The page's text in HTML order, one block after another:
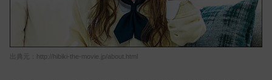
出典元：http://hibiki-the-movie.jp/about.html